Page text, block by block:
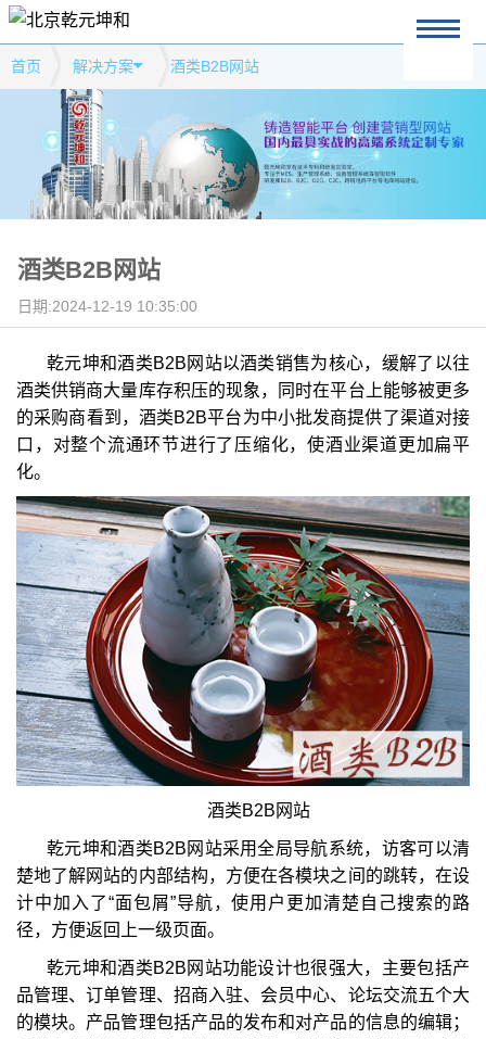
首页 解决方案 酒类B2B网站
酒类B2B网站
日期:2024-12-19 10:35:00
乾元坤和酒类B2B网站以酒类销售为核心，缓解了以往
酒类供销商大量库存积压的现象，同时在平台上能够被更多
的采购商看到，酒类B2B平台为中小批发商提供了渠道对接
口，对整个流通环节进行了压缩化，使酒业渠道更加扁平
化。
酒类B2B网站
乾元坤和酒类B2B网站采用全局导航系统，访客可以清
楚地了解网站的内部结构，方便在各模块之间的跳转，在设
计中加入了“面包屑”导航，使用户更加清楚自己搜索的路
径，方便返回上一级页面。
乾元坤和酒类B2B网站功能设计也很强大，主要包括产
品管理、订单管理、招商入驻、会员中心、论坛交流五个大
的模块。产品管理包括产品的发布和对产品的信息的编辑；